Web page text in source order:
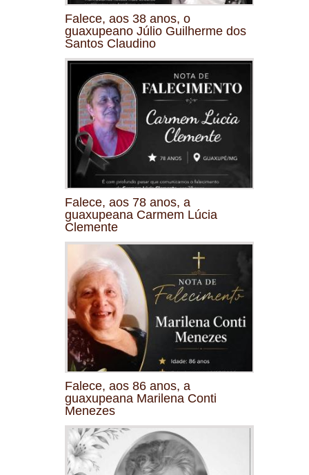
Falece, aos 38 anos, o
guaxupeano Júlio Guilherme dos
Santos Claudino
Falece, aos 78 anos, a
guaxupeana Carmem Lúcia
Clemente
Falece, aos 86 anos, a
guaxupeana Marilena Conti
Menezes